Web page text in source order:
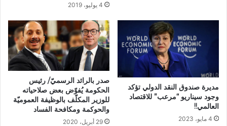
4 يوليو، 2019
مديرة صندوق النقد الدولي تؤكد
وجود سيناريو “مرعب” للاقتصاد
العالمي!!
4 مايو، 2023
صدر بالرائد الرسميّ/ رئيس
الحكومة يُفوّض بعض صلاحياته
للوزير المكلّف بالوظيفة العموميّة
والحوكمة ومكافحة الفساد
29 أبريل، 2020